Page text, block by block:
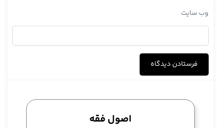
آیت الله مددی: همین جا، نکاح عبید و اماء باب 67 است
یکی از حضار: جزء 21، تتمه کتاب متعه و نکاح عبید و اماء
یکی از حضار: باب استحباب شراء الاماء،
وب‌ سایت
اصول فقه